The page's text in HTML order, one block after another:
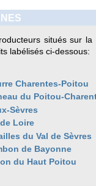
situés sur
labélisés ci-dessous:
Charentes-Poitou
du Poitou-
Sèvres
Loire
du Val de Sèvres
de Bayonne
du Haut Poitou